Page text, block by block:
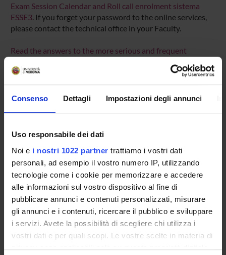
Consenso Dettagli Impostazioni degli annunci
Uso responsabile dei dati
Noi e i nostri 1022 partner trattiamo i vostri dati
personali, ad esempio il vostro numero IP, utilizzando
tecnologie come i cookie per memorizzare e accedere
alle informazioni sul vostro dispositivo al fine di
pubblicare annunci e contenuti personalizzati, misurare
gli annunci e i contenuti, ricercare il pubblico e sviluppare
i servizi. Avete la possibilità di scegliere chi utilizza i
vostri dati e per quali scopi. Le vostre scelte in materia di
privacy sono applicabili solo su questa proprietà digitale
Exam Session Calendar and Roll call enrolment sistema
ESSE3. If you forget your password to the online services,
please contact the technical office in your Faculty.
Read the answers to the more serious and frequent
Enrolment Policy
Courses
Academic Calendar
Lesson timetable
Degree Programme
Exam calendar
Notices
Thesis and internship proposals
Governing bodies
Faculty staff